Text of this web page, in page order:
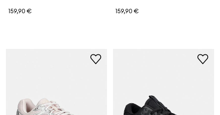
159,90 €
159,90 €